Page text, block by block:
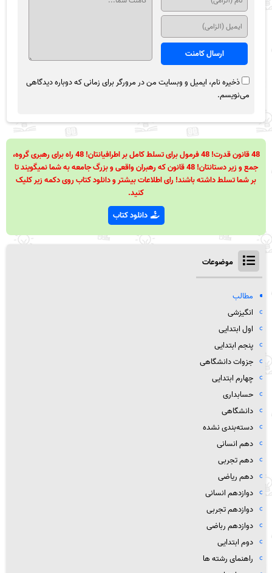
ذخیره نام، ایمیل و وبسایت من در مرورگر برای زمانی که دوباره دیدگاهی
می‌نویسم.
48 قانون قدرت! 48 فرمول برای تسلط کامل بر اطرافیانتان! 48 راه برای رهبری گروه،
جمع و زیر دستانتان! 48 قانون که رهبران واقعی و بزرگ جامعه به شما نمیگویند تا
بر شما تسلط داشته باشند! رای اطلاعات بیشتر و دانلود کتاب روی دکمه زیر کلیک
کنید.
دانلود کتاب
موضوعات
مطالب
انگیزشی
اول ابتدایی
پنجم ابتدایی
جزوات دانشگاهی
چهارم ابتدایی
حسابداری
دانشگاهی
دسته‌بندی نشده
دهم انسانی
دهم تجربی
دهم ریاضی
دوازدهم انسانی
دوازدهم تجربی
دوازدهم رباضی
دوم ابتدایی
راهنمای رشته ها